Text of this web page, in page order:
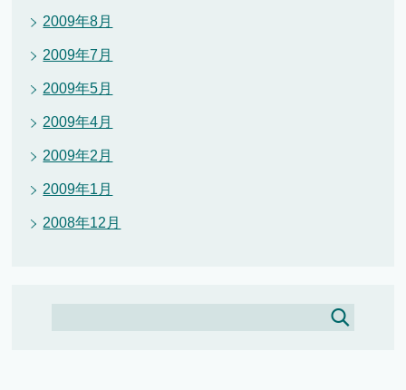
2009年8月
2009年7月
2009年5月
2009年4月
2009年2月
2009年1月
2008年12月